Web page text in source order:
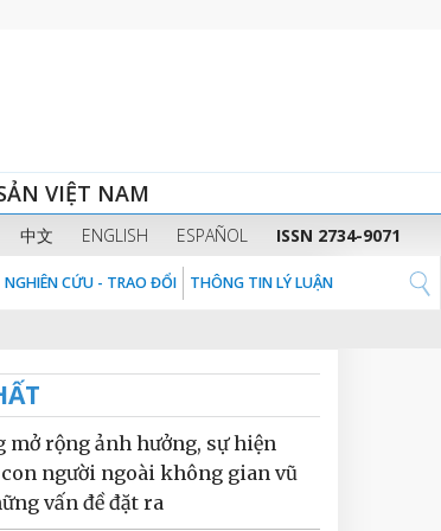
VIỆT NAM
中文 ENGLISH ESPAÑOL ISSN 2734-9071
NGHIÊN CỨU - TRAO ĐỔI THÔNG TIN LÝ LUẬN
mở rộng ảnh hưởng, sự hiện
người ngoài không gian vũ
vấn đề đặt ra